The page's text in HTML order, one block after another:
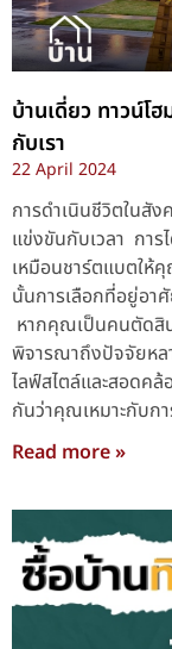
บ้านเดี่ยว ทาวน์โ
กับเรา
22 April 2024
การดำเนินชีวิตในสั
แข่งขันกับเวลา กา
เหมือนชาร์ตแบตให้
นั้นการเลือกที่อยู่อา
หากคุณเป็นคนตัดสิ
พิจารณาถึงปัจจัยหล
ไลฟ์สไตล์และสอดค
กันว่าคุณเหมาะกับก
Read more »